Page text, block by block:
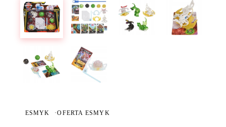
ESMYK ·OFERTA ESMYK